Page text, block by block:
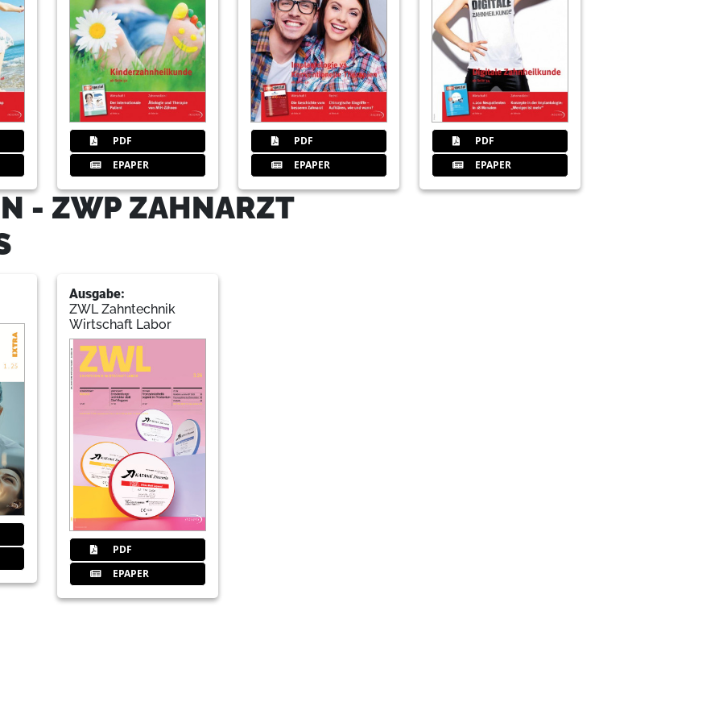
26Negativen Bewertungen strukturiert begegnen (Teil 1)
Jens I. Wagner
27BEGO Implant Systems GmbH & Co. KG
29Gebr. Brasseler GmbH & Co. KG
Claudia Hytrek
32 Actio und Reactio – wer nicht wagt, der nicht gewinnt
Kristin Jahn
35GC Germany GmbH
36Ihre Praxis kommuniziert – hören Sie zu!
Kirsten Gregus
PDF
EPAPER
PDF
EPAPER
PDF
EPAPER
- ZWP ZAHNARZT
Ausgabe:
ZWL Zahntechnik
Wirtschaft Labor
PDF
EPAPER